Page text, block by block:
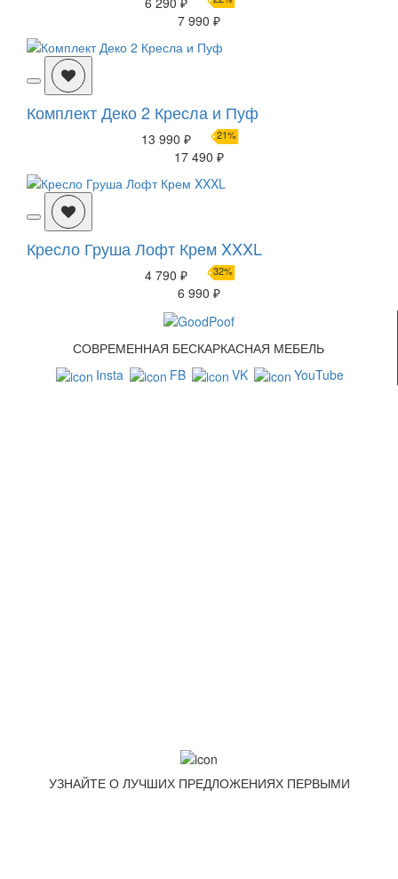
7 990 ₽
Комплект Деко 2 Кресла и Пуф
13 990 ₽ 21%
17 490 ₽
Кресло Груша Лофт Крем XXXL
4 790 ₽ 32%
6 990 ₽
СОВРЕМЕННАЯ БЕСКАРКАСНАЯ МЕБЕЛЬ
Insta
FB VK YouTube
УЗНАЙТЕ О ЛУЧШИХ ПРЕДЛОЖЕНИЯХ ПЕРВЫМИ